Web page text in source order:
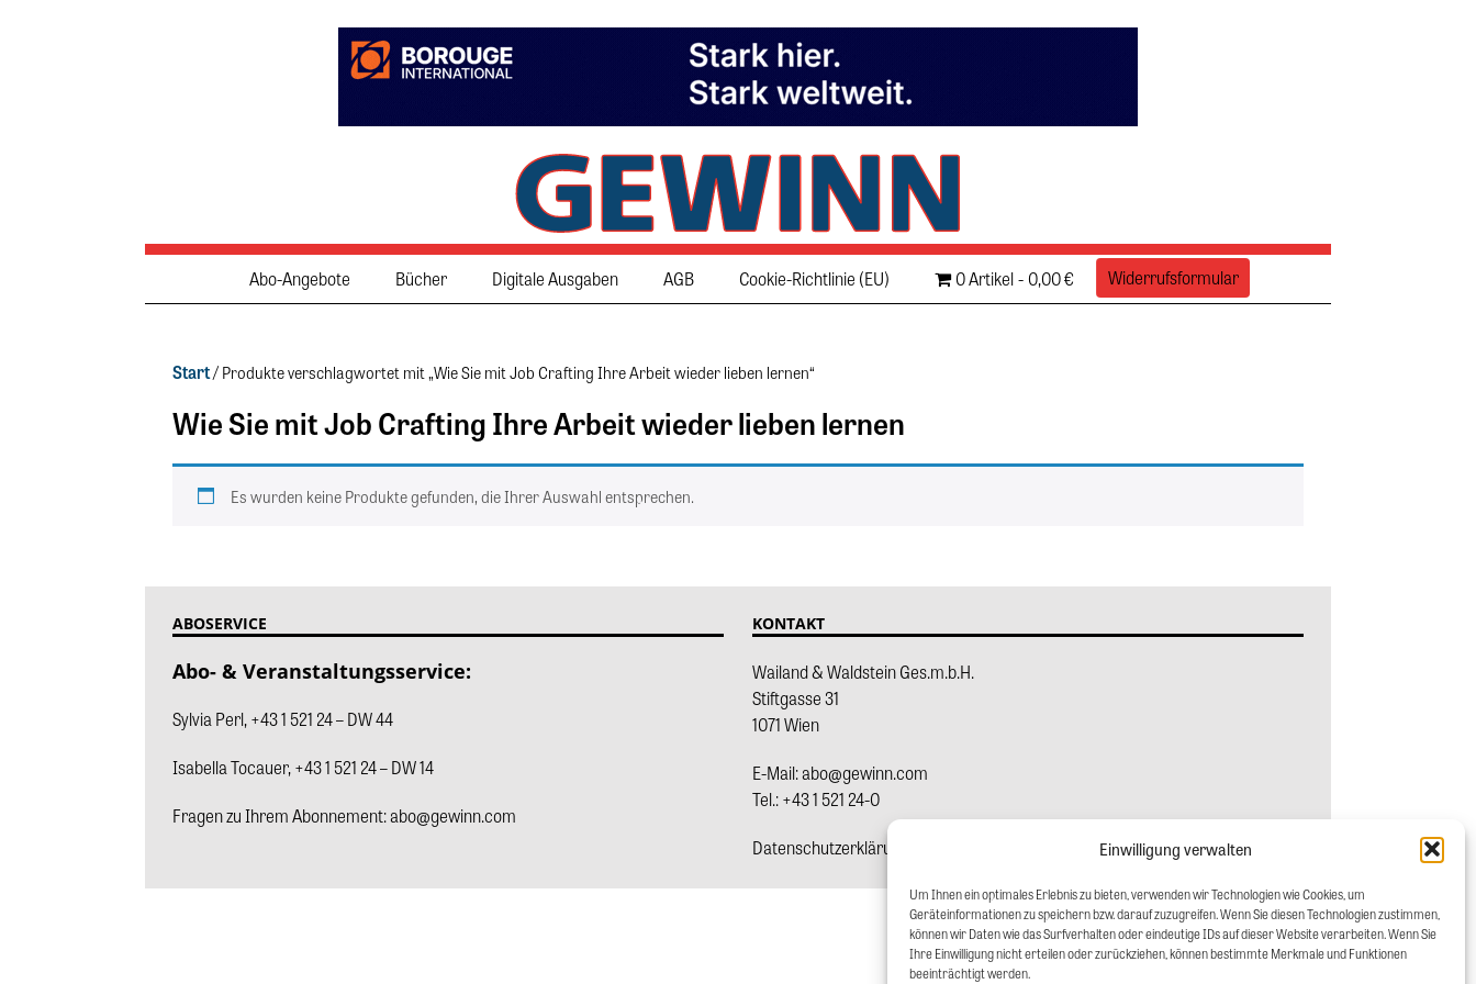
Einwilligung verwalten
Um Ihnen ein optimales Erlebnis zu bieten, verwenden wir Technologien wie Cookies, um
Geräteinformationen zu speichern bzw. darauf zuzugreifen. Wenn Sie diesen Technologien zustimmen,
können wir Daten wie das Surfverhalten oder eindeutige IDs auf dieser Website verarbeiten. Wenn Sie
Ihre Einwilligung nicht erteilen oder zurückziehen, können bestimmte Merkmale und Funktionen
beeinträchtigt werden.
Abo-Angebote Bücher Digitale Ausgaben AGB Cookie-Richtlinie (EU) 0 Artikel 0,00 € Widerrufsformular
Start/ Produkte verschlagwortet mit „Wie Sie mit Job Crafting Ihre Arbeit wieder lieben lernen“
Wie Sie mit Job Crafting Ihre Arbeit wieder lieben lernen
Es wurden keine Produkte gefunden, die Ihrer Auswahl entsprechen.
ABOSERVICE
Abo- & Veranstaltungsservice:
Sylvia Perl,+43 1 521 24 – DW 44
Isabella Tocauer, +43 1 521 24 – DW 14
Fragen zu Ihrem Abonnement:abo@gewinn.com
KONTAKT
Wailand & Waldstein Ges.m.b.H.
Stiftgasse 31
1071 Wien
E-Mail:abo@gewinn.com
Tel.:+43 1 521 24-0
Datenschutzerklärung